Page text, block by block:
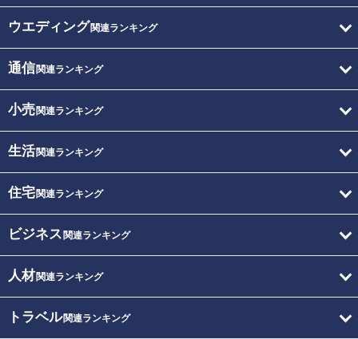
ウエディング関連ランキング
通信関連ランキング
小売関連ランキング
生活関連ランキング
住宅関連ランキング
ビジネス 関連ランキング
人材関連ランキング
トラベル関連ランキング